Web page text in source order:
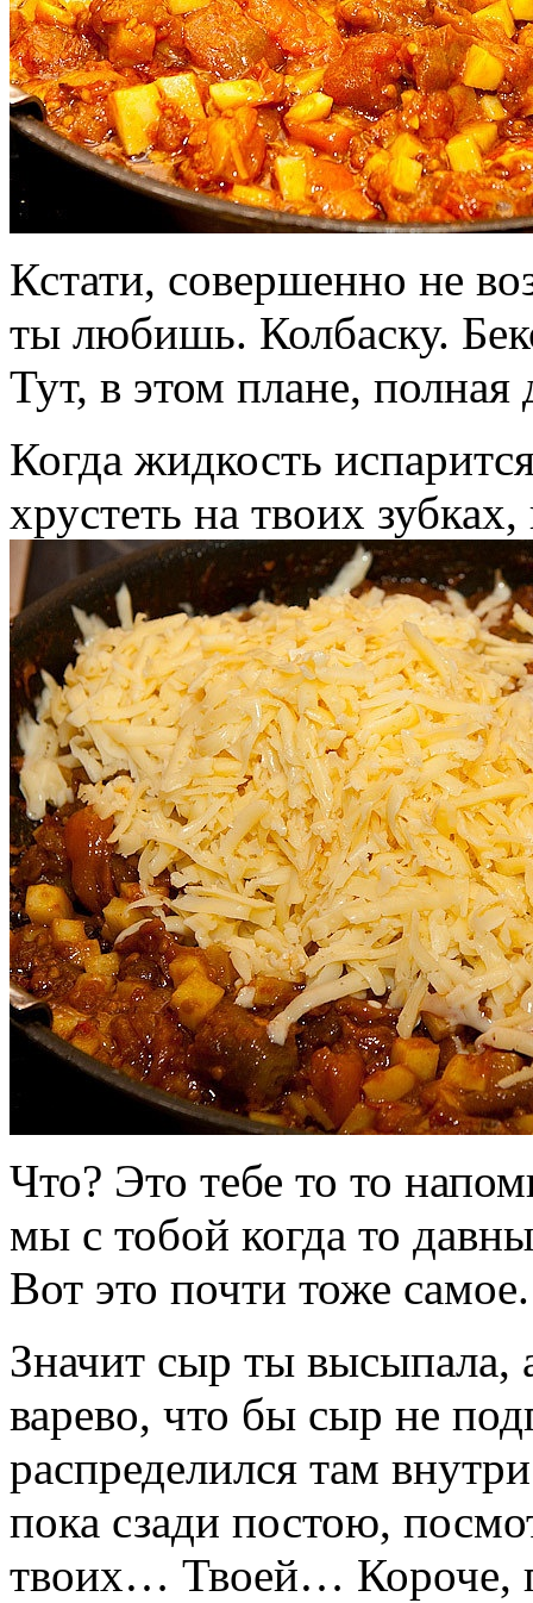
Кстати, совершенно не
ты любишь. Колбаску.
Тут, в этом плане, полная
Когда жидкость
хрустеть на твоих
Что? Это тебе то то
мы с тобой когда то
Вот это почти тоже самое.
Значит сыр ты высыпала,
варево, что бы сыр не
распределился там
пока сзади постою,
твоих… Твоей… Короче,